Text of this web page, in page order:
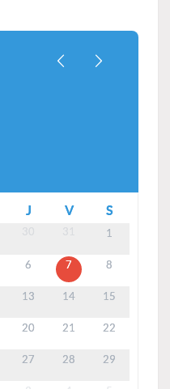
J V S
1
6 7 8
13 14 15
20 21 22
27 28 29